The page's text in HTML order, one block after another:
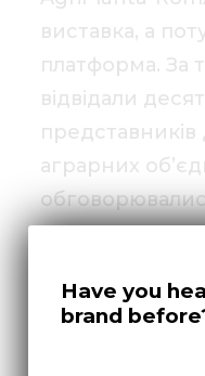
виставка, а
платформа. За
відвідали
аграрних
умови
регіоні.
Have you
brand